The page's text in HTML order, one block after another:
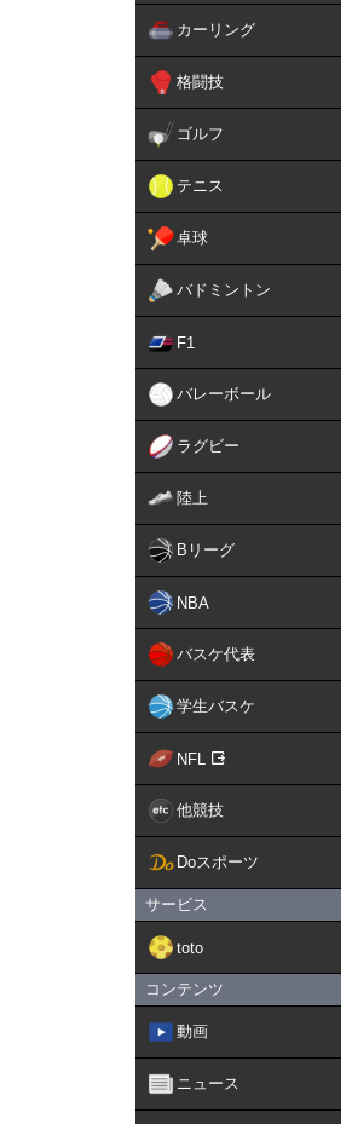
カーリング
格闘技
ゴルフ
テニス
卓球
バドミントン
F1
バレーボール
ラグビー
陸上
Bリーグ
NBA
バスケ代表
学生バスケ
NFL
他競技
Doスポーツ
サービス
toto
コンテンツ
動画
ニュース